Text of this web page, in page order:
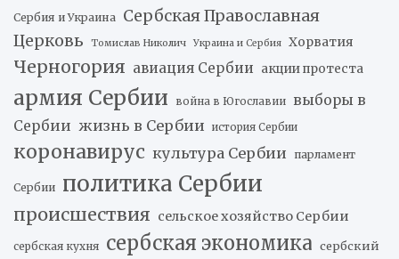
Сербия и Украина
Сербская Православная
Церковь
Томислав Николич Украина и Сербия Хорватия
Черногория авиация Сербии акции протеста
армия Сербии война в Югославии
выборы в
Сербии жизнь в Сербии история Сербии
коронавирус культура Сербии парламент
Сербии политика Сербии
происшествия сельское хозяйство Сербии
сербская кухня сербская экономика сербский